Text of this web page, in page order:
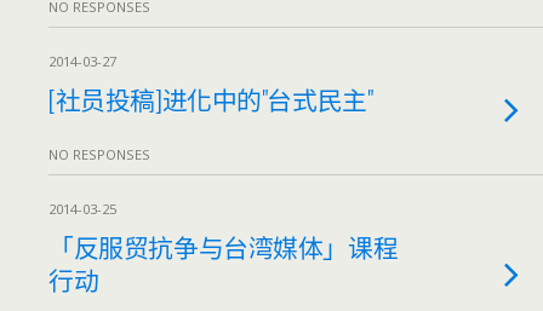
NO RESPONSES
2014-03-27
[社员投稿]进化中的"台式民主"
NO RESPONSES
2014-03-25
「反服贸抗争与台湾媒体」课程
行动